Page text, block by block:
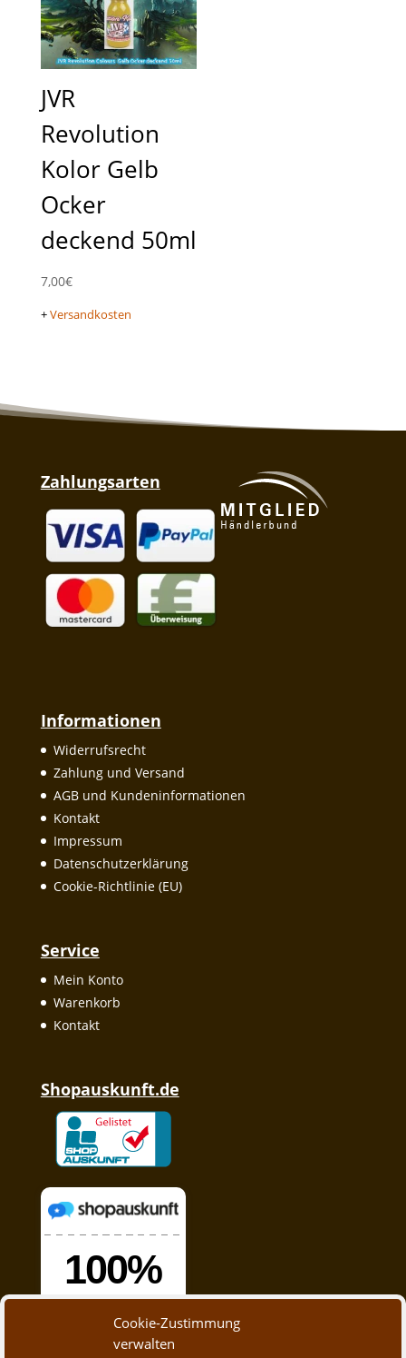
Cookie-Zustimmung
verwalten
JVR
Revolution
Kolor Gelb
Ocker
deckend 50ml
7,00€
+Versandkosten
Zahlungsarten
Informationen
Widerrufsrecht
Zahlung und Versand
AGB und Kundeninformationen
Kontakt
Impressum
Datenschutzerklärung
Cookie-Richtlinie (EU)
Service
Mein Konto
Warenkorb
Kontakt
Shopauskunft.de